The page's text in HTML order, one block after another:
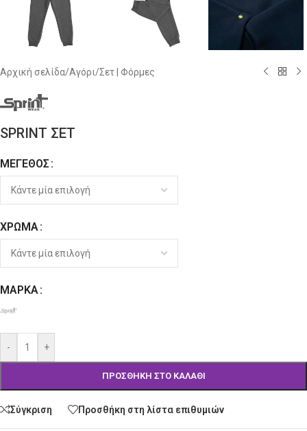
Αρχική σελίδα/Αγόρι/Σετ | Φόρμες
SPRINT ΣΕΤ
ΜΈΓΕΘΟΣ
ΧΡΏΜΑ
ΜΆΡΚΑ
- +
ΠΡΟΣΘΉΚΗ ΣΤΟ ΚΑΛΆΘΙ
Alternative:
Σύγκριση Προσθήκη στη λίστα επιθυμιών